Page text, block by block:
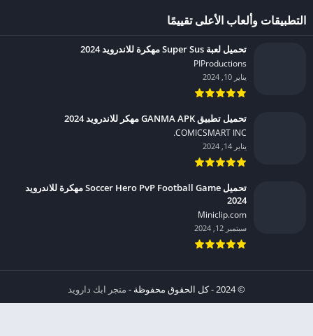
التطبيقات وألعاب الأعلى تقييمًا
تحميل لعبة Super Sus مهكرة للاندرويد 2024
PIProductions‏
يناير 10, 2024
تحميل تطبيق GANMA APK مهكر للاندرويد 2024
COMICSMART INC.‏
يناير 14, 2024
تحميل Soccer Hero PvP Football Game مهكرة للاندرويد
2024
Miniclip.com‏
سبتمبر 12, 2024
© 2024 - كل الحقوق محفوظة -
متجر ابك دارويد